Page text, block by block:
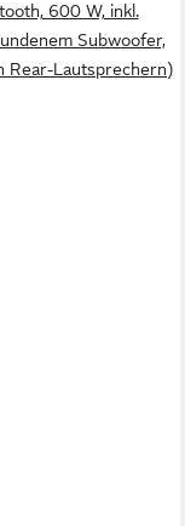
600 W, inkl.
Subwoofer,
Rear-Lautsprechern)